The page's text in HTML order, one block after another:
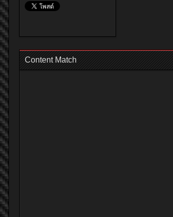
Content Match